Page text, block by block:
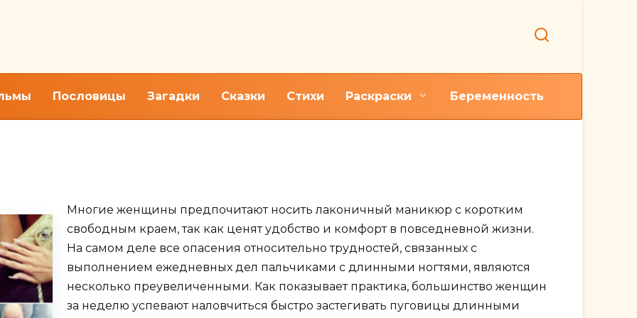
Пословицы Загадки Сказки Стихи Раскраски Беременность
Многие женщины предпочитают носить лаконичный маникюр с коротким
свободным краем, так как ценят удобство и комфорт в повседневной жизни.
На самом деле все опасения относительно трудностей, связанных с
выполнением ежедневных дел пальчиками с длинными ногтями, являются
несколько преувеличенными. Как показывает практика, большинство женщин
за неделю успевают наловчиться быстро застегивать пуговицы длинными